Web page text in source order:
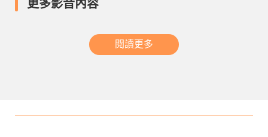
更多影音內容
閱讀更多